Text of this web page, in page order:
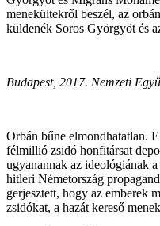
menekültekről beszél, az
küldenék Soros Györgyöt és
Budapest, 2017. Nemzeti
Orbán bűne elmondhatatlan.
félmillió zsidó honfitársat
ugyanannak az ideológiának
hitleri Németország
gerjesztett, hogy az emberek
zsidókat, a hazát kereső